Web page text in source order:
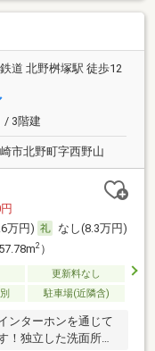
道 北野桝塚駅 徒歩12
/ 3階建
市北野町字西野山
万円)
なし(8.3万円)
2）
更新料なし
駐車場(近隣含)
ンターホンを通じて
！独立した洗面所が